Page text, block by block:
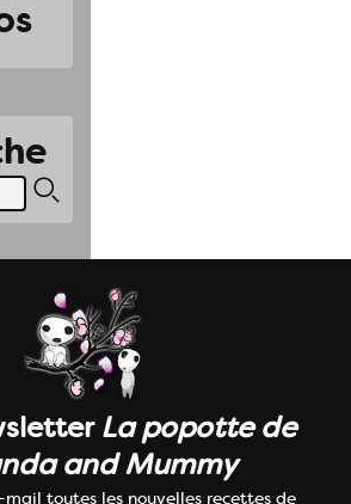
La popotte de
and Mummy
mail toutes les nouvelles recettes de